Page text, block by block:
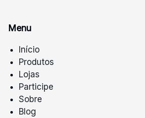
Menu
Início
Produtos
Lojas
Participe
Sobre
Blog